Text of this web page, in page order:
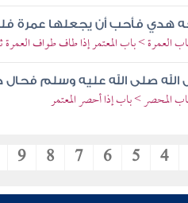
هدي فأحب أن يجعلها عمرة
> باب المعتمر إذا طاف طواف
صلى الله عليه وسلم فحال
المحصر > باب إذا أحصر المعتمر
4
5
6
7
8
9